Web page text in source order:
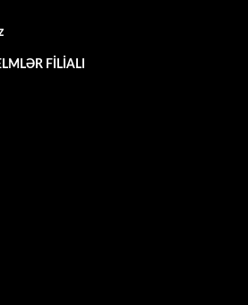
FİLİALI